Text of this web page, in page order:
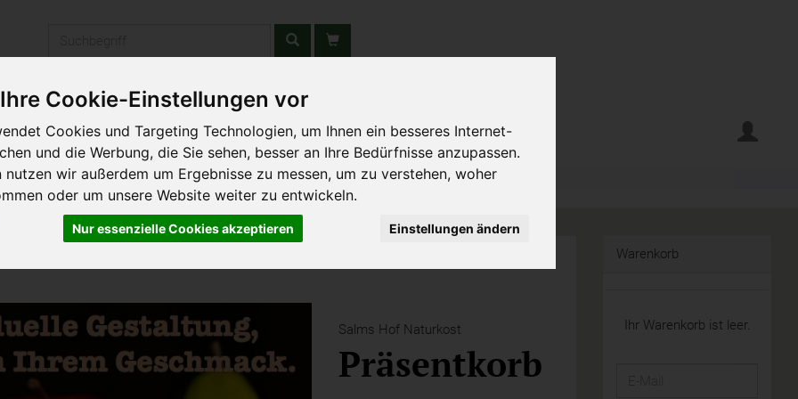
Cookie-Einstellungen vor
Cookies und Targeting Technologien, um Ihnen ein besseres Internet-
und die Werbung, die Sie sehen, besser an Ihre Bedürfnisse anzupassen.
nutzen wir außerdem um Ergebnisse zu messen, um zu verstehen, woher
oder um unsere Website weiter zu entwickeln.
Nur essenzielle Cookies akzeptieren Einstellungen ändern
& Schulen Liefergebiet Wochenmarkt
Salms Hof Naturkost
Präsentkorb
Warenkorb
Ihr Warenkorb ist leer.